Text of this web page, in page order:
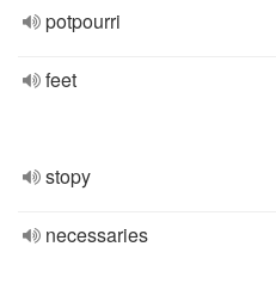
potpourri
feet
stopy
necessaries